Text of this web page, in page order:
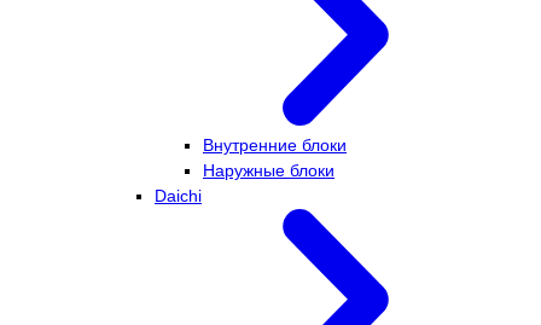
Внутренние блоки
Наружные блоки
Daichi